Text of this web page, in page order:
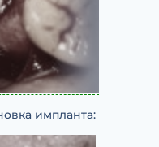
импланта: